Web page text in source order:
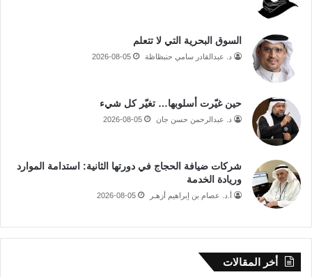
السوق البحرية التي لا تتعلم
د. عبدالقادر سامي حنبظاظة 2026-08-05
حين غيّرت أسلوبها… تغيّر كل شيء
د. عبدالرحمن حسن جان 2026-08-05
شركات ضيافة الحجاج في دورتها الثانية: استدامة الموارد
وريادة الخدمة
أ.د. عصام بن إبراهيم أزهـر 2026-08-05
أخر المقالات